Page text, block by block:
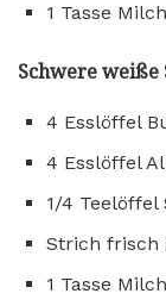
1 Tasse
Schwere weiße
4 Esslöffel
4 Esslöffel
1/4 Teelöffel
Strich frisch
1 Tasse